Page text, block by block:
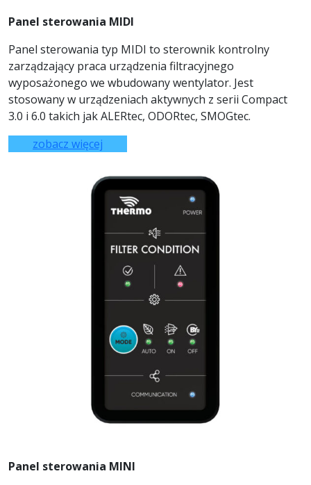
Panel sterowania MIDI
Panel sterowania typ MIDI to sterownik kontrolny
zarządzający praca urządzenia filtracyjnego
wyposażonego we wbudowany wentylator. Jest
stosowany w urządzeniach aktywnych z serii Compact
3.0 i 6.0 takich jak ALERtec, ODORtec, SMOGtec.
zobacz więcej
Panel sterowania MINI